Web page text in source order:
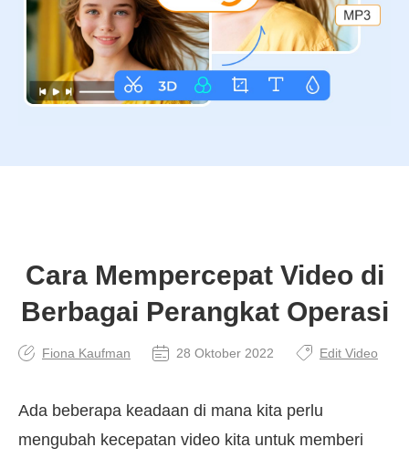
Cara Mempercepat Video di
Berbagai Perangkat Operasi
Fiona Kaufman 28 Oktober 2022 Edit Video
Ada beberapa keadaan di mana kita perlu
mengubah kecepatan video kita untuk memberi